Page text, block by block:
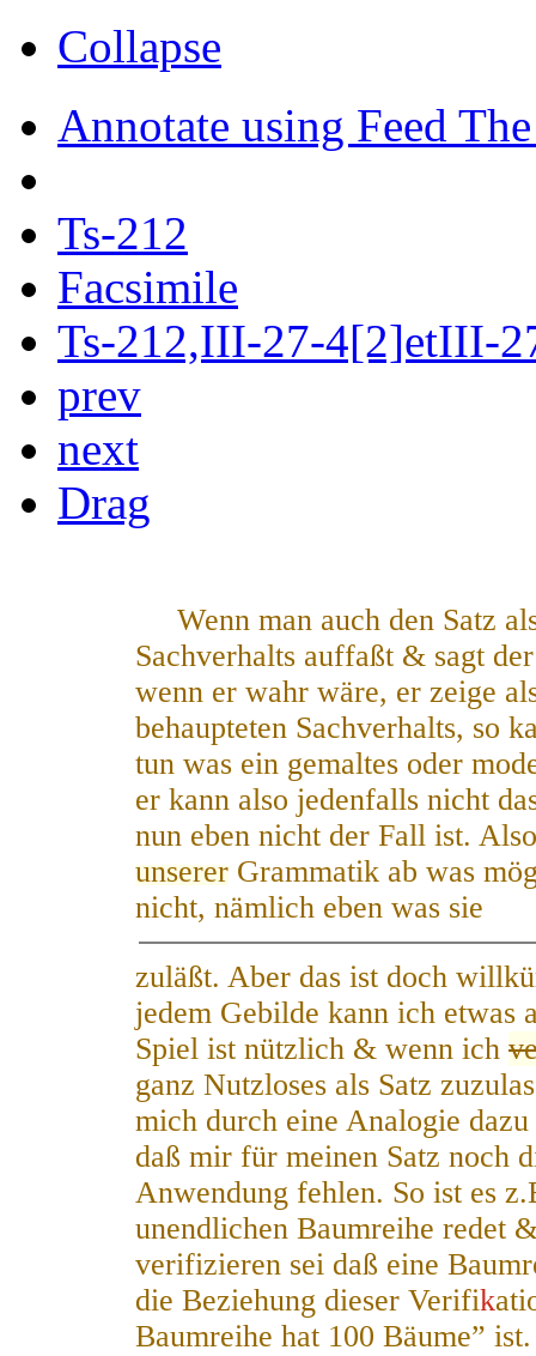
Collapse
Annotate using Feed
Ts-212
Facsimile
Ts-212,III-27-4[2]etIII-
prev
next
Drag
Wenn man auch den Satz
Sachverhalts auffaßt & sagt
wenn er wahr wäre, er zeige
behaupteten Sachverhalts, so
tun was ein gemaltes oder
er kann also jedenfalls nicht
nun eben nicht der Fall ist. A
unserer Grammatik ab was
nicht, nämlich eben was sie
zuläßt. Aber das ist doch
jedem Gebilde kann ich etwas
Spiel ist nützlich & wenn ich
ganz Nutzloses als Satz
mich durch eine Analogie dazu
daß mir für meinen Satz noch
Anwendung fehlen. So ist es
unendlichen Baumreihe redet
verifizieren sei daß eine
die Beziehung dieser Verifika
Baumreihe hat 100 Bäume” ist.